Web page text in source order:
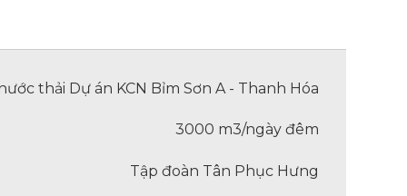
thải Dự án KCN Bỉm Sơn A - Thanh Hóa
3000 m3/ngày đêm
Tập đoàn Tân Phục Hưng